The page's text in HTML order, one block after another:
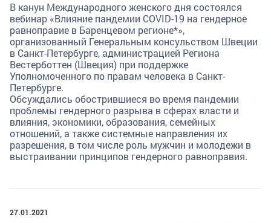
В канун Международного женского дня состоялся
вебинар «Влияние пандемии COVID-19 на гендерное
равноправие в Баренцевом регионе*»,
организованный Генеральным консульством Швеции
в Санкт-Петербурге, администрацией Региона
Вестерботтен (Швеция) при поддержке
Уполномоченного по правам человека в Санкт-
Петербурге.
Обсуждались обострившиеся во время пандемии
проблемы гендерного разрыва в сферах власти и
влияния, экономики, образования, семейных
отношений, а также системные направления их
разрешения, в том числе роль мужчин и молодежи в
выстраивании принципов гендерного равноправия.
27.01.2021